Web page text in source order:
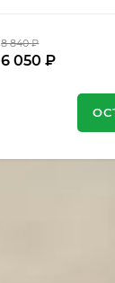
8 840₽
6 050₽